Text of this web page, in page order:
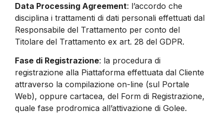
Data Processing Agreement: l’accordo che
disciplina i trattamenti di dati personali effettuati dal
Responsabile del Trattamento per conto del
Titolare del Trattamento ex art. 28 del GDPR.
Fase di Registrazione: la procedura di
registrazione alla Piattaforma effettuata dal Cliente
attraverso la compilazione on-line (sul Portale
Web), oppure cartacea, del Form di Registrazione,
quale fase prodromica all’attivazione di Golee.